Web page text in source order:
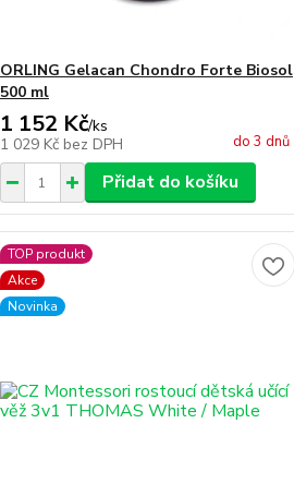
ORLING Gelacan Chondro Forte Biosol
500 ml
1 152 Kč/ks
1 029 Kč bez DPH do 3 dnů
Přidat do košíku
TOP produkt
Akce
Novinka